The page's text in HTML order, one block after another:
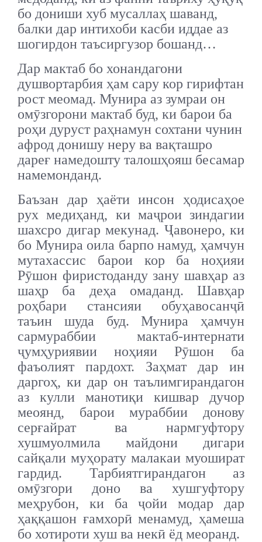
бо дониши хуб мусаллаҳ шаванд,
балки дар интихоби касби иддае аз
шогирдон таъсиргузор бошанд…
Дар мактаб бо хонандагони
душвортарбия ҳам сару кор гирифтан
рост меомад. Мунира аз зумраи он
омӯзгорони мактаб буд, ки барои ба
роҳи дуруст раҳнамун сохтани чунин
афрод донишу неру ва вақташро
дареғ намедошту талошҳояш бесамар
намемонданд.
Баъзан дар ҳаёти инсон ҳодисаҳое
рух медиҳанд, ки маҷрои зиндагии
шахсро дигар мекунад. Ҷавонеро, ки
бо Мунира оила барпо намуд, ҳамчун
мутахассис барои кор ба ноҳияи
Рӯшон фиристоданду зану шавҳар аз
шаҳр ба деҳа омаданд. Шавҳар
роҳбари стансияи обуҳавосанҷӣ
таъин шуда буд. Мунира ҳамчун
сармураббии мактаб-интернати
ҷумҳуриявии ноҳияи Рӯшон ба
фаъолият пардохт. Заҳмат дар ин
даргоҳ, ки дар он таълимгирандагон
аз кулли манотиқи кишвар дучор
меоянд, барои мураббии донову
серғайрат ва нармгуфтору
хушмуолмила майдони дигари
сайқали муҳорату малакаи муошират
гардид. Тарбиятгирандагон аз
омӯзгори доно ва хушгуфтору
меҳрубон, ки ба ҷойи модар дар
ҳаққашон ғамхорӣ менамуд, ҳамеша
бо хотироти хуш ва некӣ ёд меоранд.